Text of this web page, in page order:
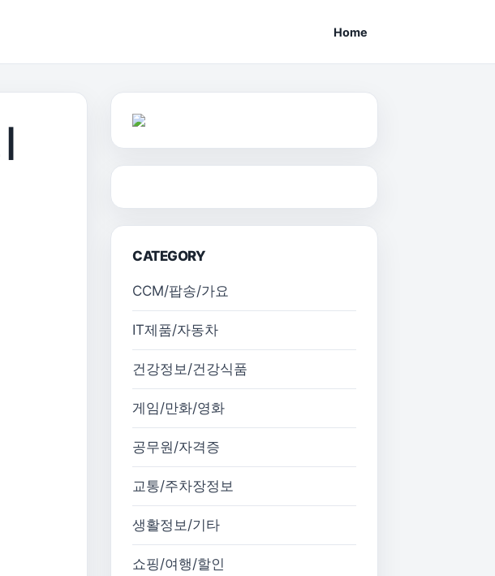
Home
CATEGORY
CCM/팝송/가요
IT제품/자동차
건강정보/건강식품
게임/만화/영화
공무원/자격증
교통/주차장정보
생활정보/기타
쇼핑/여행/할인